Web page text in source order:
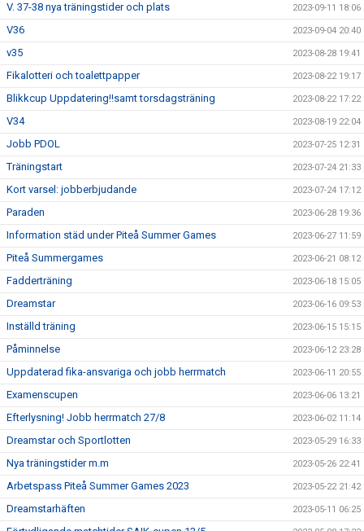
V. 37-38 nya träningstider och plats 2023-09-11 18:06
V36 2023-09-04 20:40
v35 2023-08-28 19:41
Fikalotteri och toalettpapper 2023-08-22 19:17
Blikkcup Uppdatering!!samt torsdagsträning 2023-08-22 17:22
V34 2023-08-19 22:04
Jobb PDOL 2023-07-25 12:31
Träningstart 2023-07-24 21:33
Kort varsel: jobberbjudande 2023-07-24 17:12
Paraden 2023-06-28 19:36
Information städ under Piteå Summer Games 2023-06-27 11:59
Piteå Summergames 2023-06-21 08:12
Fadderträning 2023-06-18 15:05
Dreamstar 2023-06-16 09:53
Inställd träning 2023-06-15 15:15
Påminnelse 2023-06-12 23:28
Uppdaterad fika-ansvariga och jobb herrmatch 2023-06-11 20:55
Examenscupen 2023-06-06 13:21
Efterlysning! Jobb herrmatch 27/8 2023-06-02 11:14
Dreamstar och Sportlotten 2023-05-29 16:33
Nya träningstider m.m 2023-05-26 22:41
Arbetspass Piteå Summer Games 2023 2023-05-22 21:42
Dreamstarhäften 2023-05-11 06:25